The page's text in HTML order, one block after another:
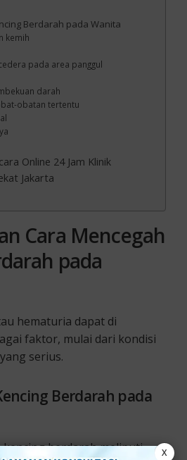
Berdarah pada Wanita
kemih
pada area panggul
darah
obatan tertentu
Online 24 Jam Klinik
Jakarta
Cara Mencegah
pada
hematuria dapat di
faktor, mulai dari kondisi
serius.
Berdarah pada
berdarah meliputi,
X